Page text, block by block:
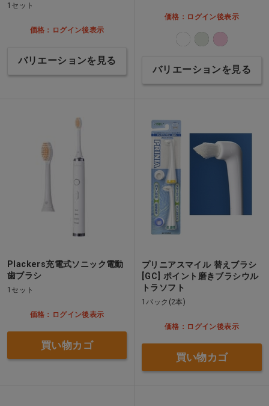
1セット
価格：ログイン後表示
バリエーションを見る
価格：ログイン後表示
バリエーションを見る
Plackers充電式ソニック電動
歯ブラシ
1セット
価格：ログイン後表示
買い物カゴ
プリニアスマイル 替えブラシ
[GC] ポイント磨きブラシウル
トラソフト
1パック(2本)
価格：ログイン後表示
買い物カゴ